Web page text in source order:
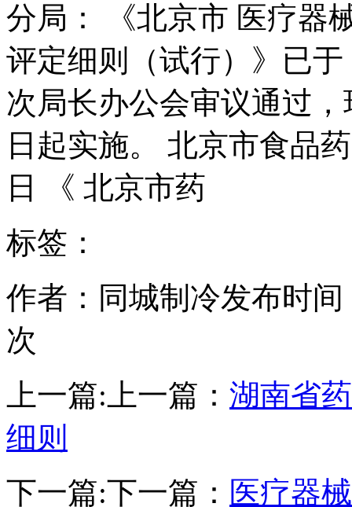
分局： 《北京市 医疗器
评定细则（试行）》已于
次局长办公会审议通过
日起实施。 北京市食品
日 《 北京市药
标签：
作者：同城制冷发布时间
次
上一篇: 上一篇： 湖南省
细则
下一篇:下一篇： 医疗器